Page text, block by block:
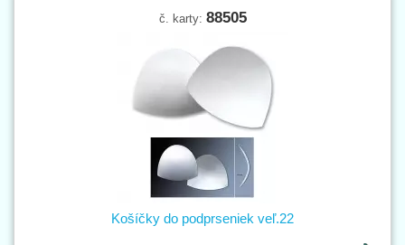
č. karty: 88505
Košíčky do podprseniek veľ.22